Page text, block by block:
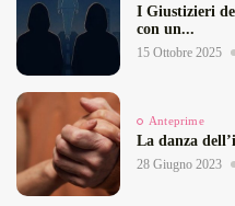
I Giustizieri
con un...
15 Ottobre 2025
Anteprime
La danza
28 Giugno 2023